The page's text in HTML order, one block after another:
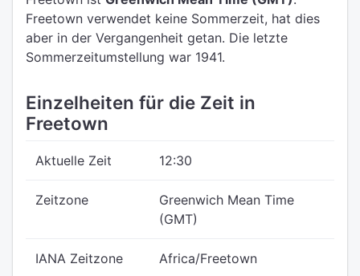
Freetown verwendet keine Sommerzeit, hat dies
aber in der Vergangenheit getan. Die letzte
Sommerzeitumstellung war 1941.
Einzelheiten für die Zeit in
Freetown
Aktuelle Zeit 12:30
Zeitzone
Greenwich Mean Time
(GMT)
IANA Zeitzone Africa/Freetown